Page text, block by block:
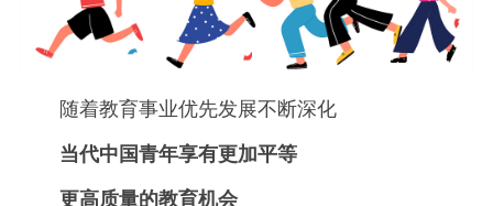
随着教育事业优先发展不断深化
当代中国青年享有更加平等
更高质量的教育机会